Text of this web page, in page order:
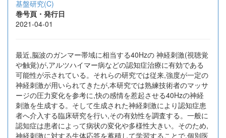
基盤研究(C)
巻号頁・発行日
2021-04-01
最近,脳波のガンマー帯域に相当する40Hzの 神経刺激(視聴覚
や触覚)が,アルツハイマー病などの認知症治療に有効である
可能性が示されている。それらの研究では従来,強度が一定の
神経刺激が用いられてきたが,本研究では熟練技術者のマッサ
ージの圧力変化を参考に,快の感情を惹起させる40Hzの神経
刺激を生成する。そして生成された神経刺激により認知症患
者へ介入する臨床研究を行い,その有効性を調査する。一般に
認知症は患者によって病状の変化や多様性大きい。そのため,
神経刺激に対する生体応答を蓄積して学習することで,個別医